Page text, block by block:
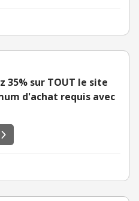
35% sur TOUT le site
d'achat requis avec